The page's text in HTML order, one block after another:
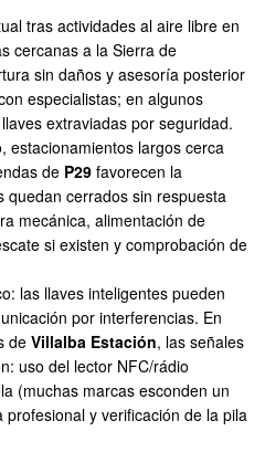
tras actividades al aire libre en
cercanas a la Sierra de
sin daños y asesoría posterior
especialistas; en algunos
extraviadas por seguridad.
estacionamientos largos cerca
de P29 favorecen la
quedan cerrados sin respuesta
mecánica, alimentación de
si existen y comprobación de
las llaves inteligentes pueden
por interferencias. En
deVillalba Estación, las señales
uso del lector NFC/rádio
(muchas marcas esconden un
y verificación de la pila